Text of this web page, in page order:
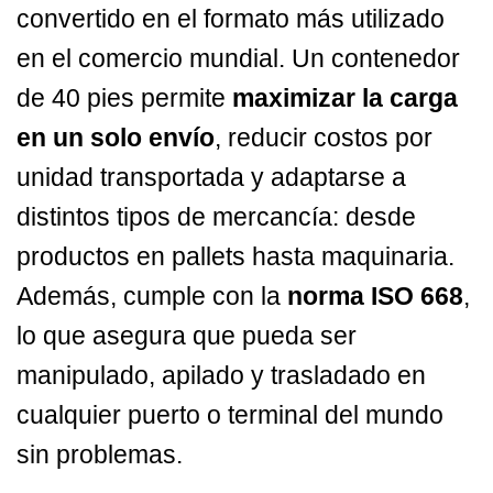
convertido en el formato más utilizado
en el comercio mundial. Un contenedor
de 40 pies permite maximizar la carga
en un solo envío, reducir costos por
unidad transportada y adaptarse a
distintos tipos de mercancía: desde
productos en pallets hasta maquinaria.
Además, cumple con la norma ISO 668,
lo que asegura que pueda ser
manipulado, apilado y trasladado en
cualquier puerto o terminal del mundo
sin problemas.